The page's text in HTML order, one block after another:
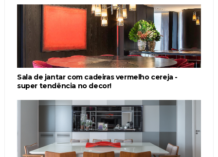
Sala de jantar com cadeiras vermelho cereja -
super tendência no decor!